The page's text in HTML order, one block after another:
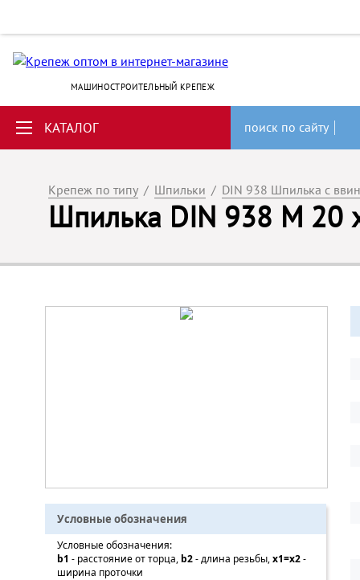
МАШИНОСТРОИТЕЛЬНЫЙ КРЕПЕЖ
КАТАЛОГ поиск по сайту
Крепеж по типу / Шпильки / DIN 938 Шпилька с
Шпилька DIN 938 M 20
Условные обозначения
Условные обозначения:
b1 - расстояние от торца, b2- длина резьбы,x1=x2-
ширина проточки